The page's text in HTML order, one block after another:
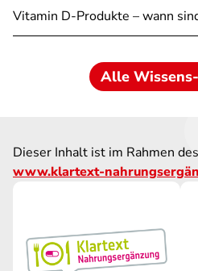
Vitamin D-Produkte – wann
Alle
Dieser Inhalt ist im Rahmen
www.klartext-